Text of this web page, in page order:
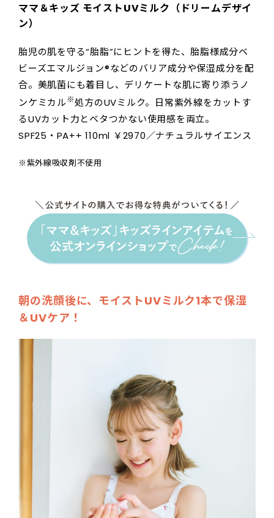
ママ＆キッズ モイストUVミルク（ドリームデザイ
ン）
胎児の肌を守る“胎脂”にヒントを得た、胎脂様成分ベ
ビーズエマルジョン®などのバリア成分や保湿成分を配
合。美肌菌にも着目し、デリケートな肌に寄り添うノ
ンケミカル※処方のUVミルク。日常紫外線をカットす
るUVカット力とベタつかない使用感を両立。
SPF25・PA++ 110ml ￥2970／ナチュラルサイエンス
※紫外線吸収剤不使用
朝の洗顔後に、モイストUVミルク1本で保湿
＆UVケア！